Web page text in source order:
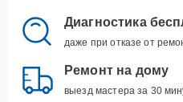
Диагностика
даже при отказе от
Ремонт на дому
выезд мастера за 30